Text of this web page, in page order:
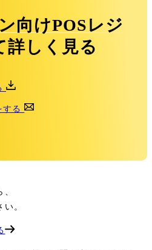
向けPOSレジ
詳しく見る
する
。